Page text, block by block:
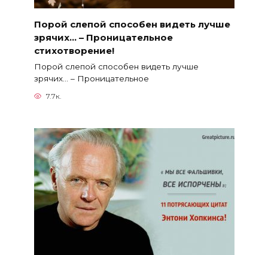
Порой слепой способен видеть лучше
зрячих… – Проницательное
стихотворение!
Порой слепой способен видеть лучше
зрячих… – Проницательное
7.7к.